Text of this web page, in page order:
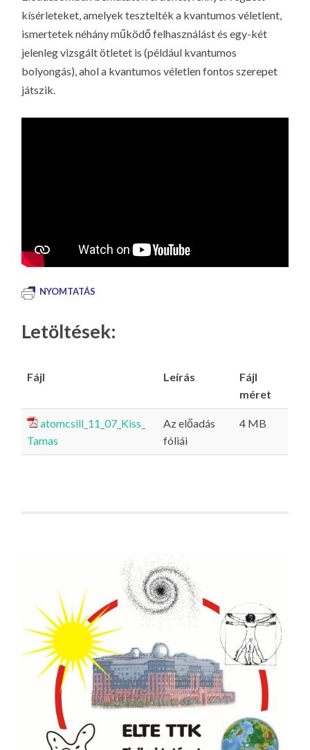
kísérleteket, amelyek tesztelték a kvantumos véletlent,
ismertetek néhány működő felhasználást és egy-két
jelenleg vizsgált ötletet is (például kvantumos
bolyongás), ahol a kvantumos véletlen fontos szerepet
játszik.
NYOMTATÁS
Letöltések:
Fájl Leírás
Fájl
méret
atomcsill_11_07_Kiss_
Tamas
Az előadás
fóliái
4 MB